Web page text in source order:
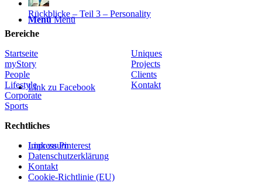
Menü Menü
Link zu Facebook
Link zu Pinterest
Rückblicke – Teil 3 – Personality
Bereiche
Startseite
myStory
People
Lifestyle
Corporate
Sports
Uniques
Projects
Clients
Kontakt
Rechtliches
Impressum
Datenschutzerklärung
Kontakt
Cookie-Richtlinie (EU)